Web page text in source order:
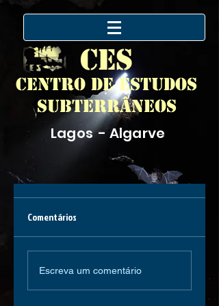
CES
Centro de Estudos
Subterrâneos
Lagos - Algarve
Comentários
Escreva um comentário